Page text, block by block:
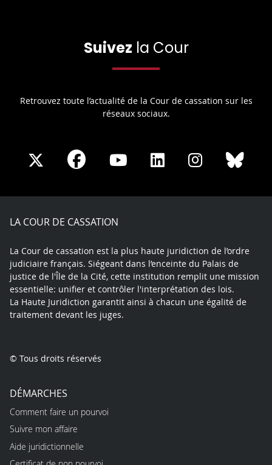
Suivez la Cour
Retrouvez toute l’actualité de la Cour de cassation sur les
réseaux sociaux.
Share
X
Share
Facebook
Share
Youtube
Share
LinkedIn
Share
Instagram
LA COUR DE CASSATION
La Cour de cassation est la plus haute juridiction de l’ordre
judiciaire français. Siégeant dans l’enceinte du Palais de
justice de l'Île de la Cité, cette institution remplit une mission
essentielle: unifier et contrôler l'interprétation des lois.
La Haute Juridiction garantit ainsi à chacun une égalité de
traitement devant les juges.
© Tous droits réservés
DÉMARCHES
Comment faire un pourvoi
Suivre mon affaire
Aide juridictionnelle